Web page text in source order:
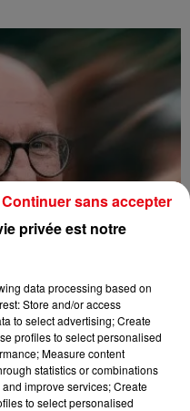
privée est notre
data processing based on
Store and/or access
to select advertising; Create
profiles to select personalised
Measure content
statistics or combinations
improve services; Create
to select personalised
Continuer sans accepter